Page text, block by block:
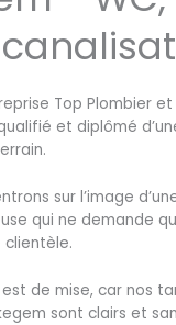
Top Plombier et
et diplômé
sur l’image
qui ne demande
de mise, car nos
sont clairs et